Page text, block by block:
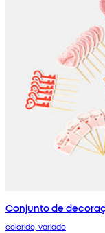
Conjunto de
colorido, variado